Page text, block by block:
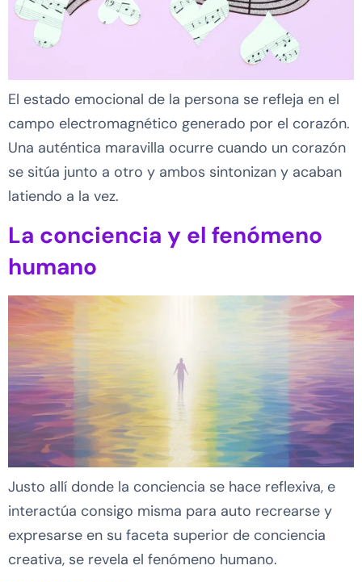
El estado emocional de la persona se refleja en el
campo electromagnético generado por el corazón.
Una auténtica maravilla ocurre cuando un corazón
se sitúa junto a otro y ambos sintonizan y acaban
latiendo a la vez.
La conciencia y el fenómeno
humano
Justo allí donde la conciencia se hace reflexiva, e
interactúa consigo misma para auto recrearse y
expresarse en su faceta superior de conciencia
creativa, se revela el fenómeno humano.